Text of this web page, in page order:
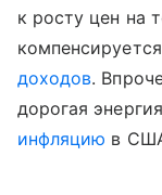
к росту цен на
доходов.
дорогая
инфляцию в